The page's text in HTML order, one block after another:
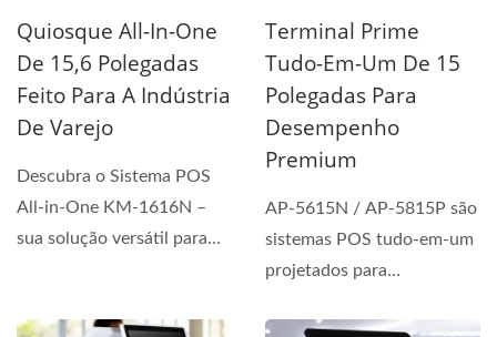
Quiosque All-In-One
De 15,6 Polegadas
Feito Para A Indústria
De Varejo
Descubra o Sistema POS
All-in-One KM-1616N –
sua solução versátil para
Terminal Prime
Tudo-Em-Um De 15
Polegadas Para
Desempenho
Premium
AP-5615N / AP-5815P são
sistemas POS tudo-em-um
projetados para